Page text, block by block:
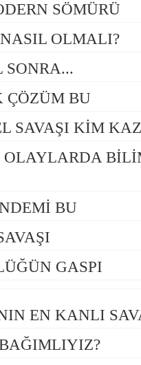
SÖMÜRÜ
OLMALI?
ÇÖZÜM BU
SAVAŞI KİM
OLAYLARDA
BU
GASPI
EN KANLI